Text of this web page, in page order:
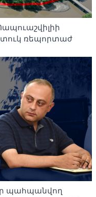
ռեպորտաժ
պահպանվող